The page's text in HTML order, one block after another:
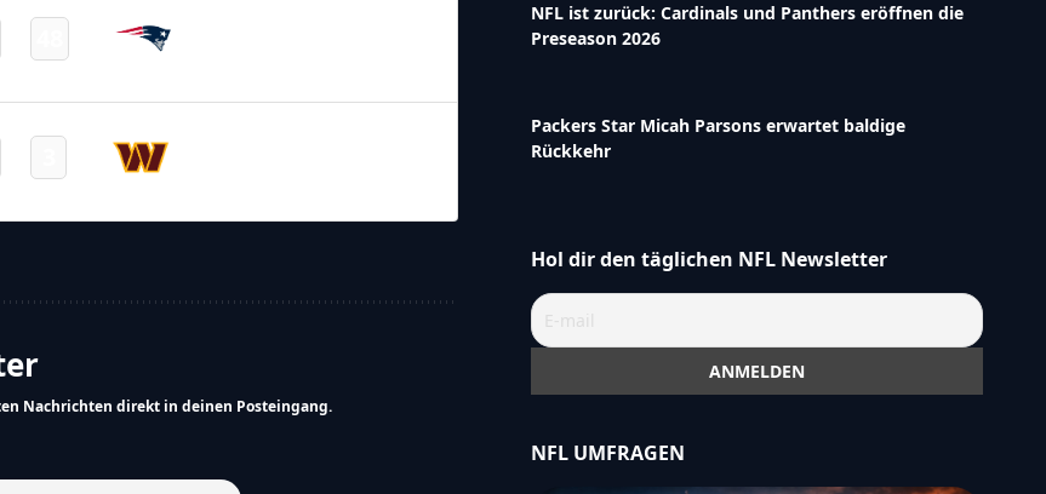
Nachrichten direkt in deinen Posteingang.
NFL ist zurück: Cardinals und Panthers eröffnen die
Preseason 2026
Packers Star Micah Parsons erwartet baldige
Rückkehr
Hol dir den täglichen NFL Newsletter
NFL UMFRAGEN